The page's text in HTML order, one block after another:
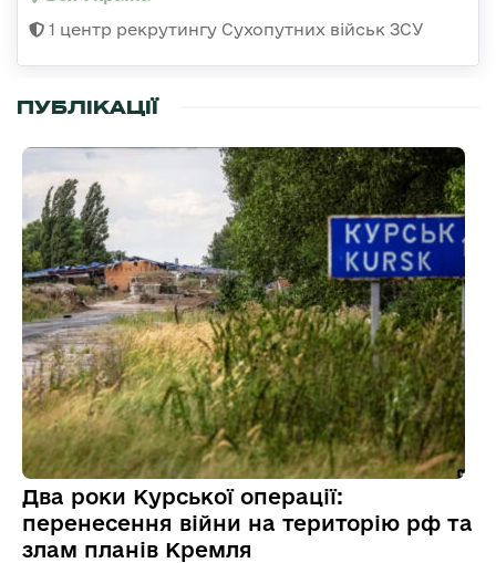
1 центр рекрутингу Сухопутних військ ЗСУ
ПУБЛІКАЦІЇ
Два роки Курської операції:
перенесення війни на територію рф та
злам планів Кремля